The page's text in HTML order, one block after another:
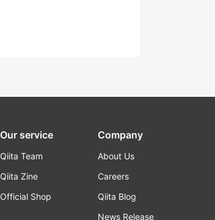
Our service
Qiita Team
Qiita Zine
Official Shop
Company
About Us
Careers
Qiita Blog
News Release